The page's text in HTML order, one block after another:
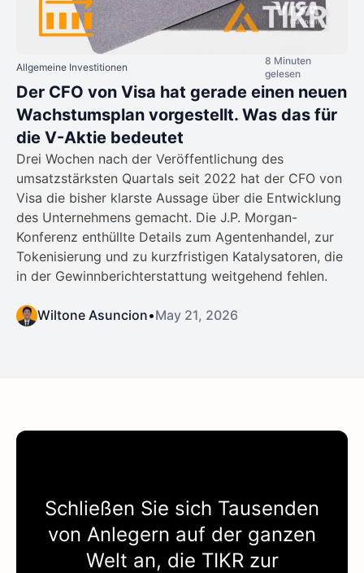
Allgemeine Investitionen
8 Minuten
gelesen
Der CFO von Visa hat gerade einen neuen
Wachstumsplan vorgestellt. Was das für
die V-Aktie bedeutet
Drei Wochen nach der Veröffentlichung des
umsatzstärksten Quartals seit 2022 hat der CFO von
Visa die bisher klarste Aussage über die Entwicklung
des Unternehmens gemacht. Die J.P. Morgan-
Konferenz enthüllte Details zum Agentenhandel, zur
Tokenisierung und zu kurzfristigen Katalysatoren, die
in der Gewinnberichterstattung weitgehend fehlen.
Wiltone Asuncion•May 21, 2026
Schließen Sie sich Tausenden
von Anlegern auf der ganzen
Welt an, die TIKRzur